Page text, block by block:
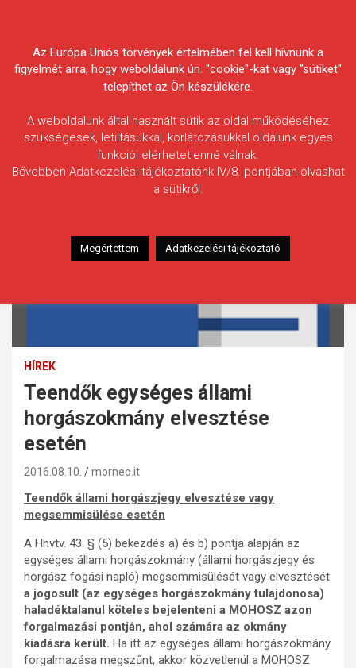
Egyesületek Szövetsége
HÍREK
Teendők egységes állami
horgászokmány elvesztése
esetén
2016.08.10. morneo.it
Teendők állami horgászjegy elvesztése vagy
megsemmisülése esetén
A Hhvtv. 43. § (5) bekezdés a) és b) pontja alapján az
egységes állami horgászokmány (állami horgászjegy és
horgász fogási napló) megsemmisülését vagy elvesztését
a jogosult (az egységes horgászokmány tulajdonosa)
haladéktalanul köteles bejelenteni a MOHOSZ azon
forgalmazási pontján, ahol számára az okmány
kiadásra került. Ha itt az egységes állami horgászokmány
forgalmazása megszűnt, akkor közvetlenül a MOHOSZ
Az Európa Uniós törvények értelmében fel kell hívnunk a
figyelmét arra, hogy weboldalunk ún. "cookie"-kat vagy "sütiket"
telepíthet az Ön készülékére.
A weboldalunk által használt sütik az oldal működéséhez
szükségesek, letiltásukkal, korlátozásukkal oldalunk egyes
funkciói elérhetetlenné válnak.
Bővebben Adatkezelési tájékoztatónk IV/8. pontjában olvashat
a sütikről.
Megértettem Adatkezelési tájékoztató